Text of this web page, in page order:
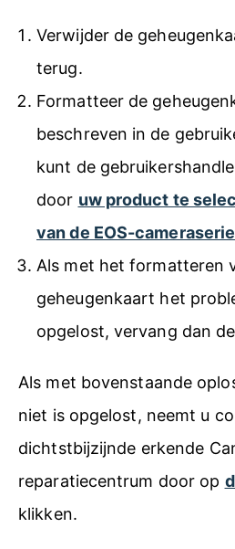
Verwijder de
terug.
Formatteer de
beschreven in de
kunt de
door uw product te
van de EOS-cameraserie
Als met het formatteren
geheugenkaart het
opgelost, vervang dan
Als met bovenstaande
niet is opgelost, neemt u
dichtstbijzijnde erkende
reparatiecentrum door op
klikken.